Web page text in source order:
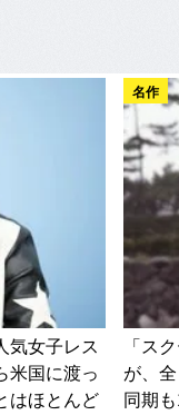
気女子レス
米国に渡っ
はほとんど
名作
「ス
が、
同期